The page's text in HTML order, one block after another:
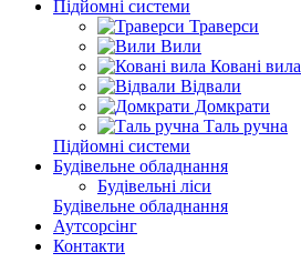
Підйомні системи
Траверси
Вили
Ковані вила
Відвали
Домкрати
Таль ручна
Підйомні системи
Будівельне обладнання
Будівельні ліси
Будівельне обладнання
Аутсорсінг
Контакти